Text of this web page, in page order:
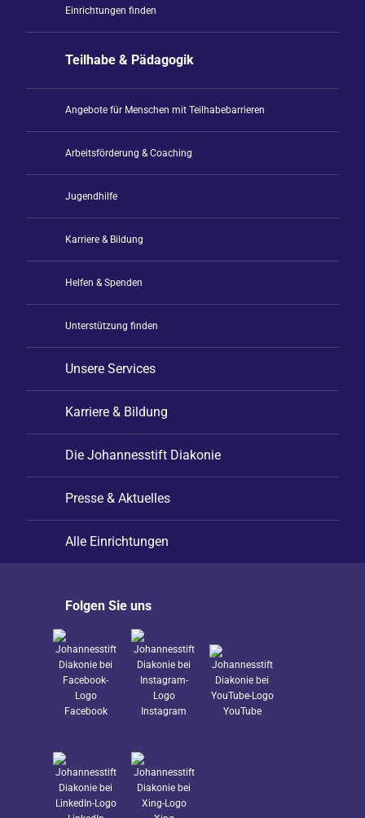
Einrichtungen finden
Teilhabe & Pädagogik
Angebote für Menschen mit Teilhabebarrieren
Arbeitsförderung & Coaching
Jugendhilfe
Karriere & Bildung
Helfen & Spenden
Unterstützung finden
Unsere Services
Karriere & Bildung
Die Johannesstift Diakonie
Presse & Aktuelles
Alle Einrichtungen
Folgen Sie uns
Facebook Instagram YouTube